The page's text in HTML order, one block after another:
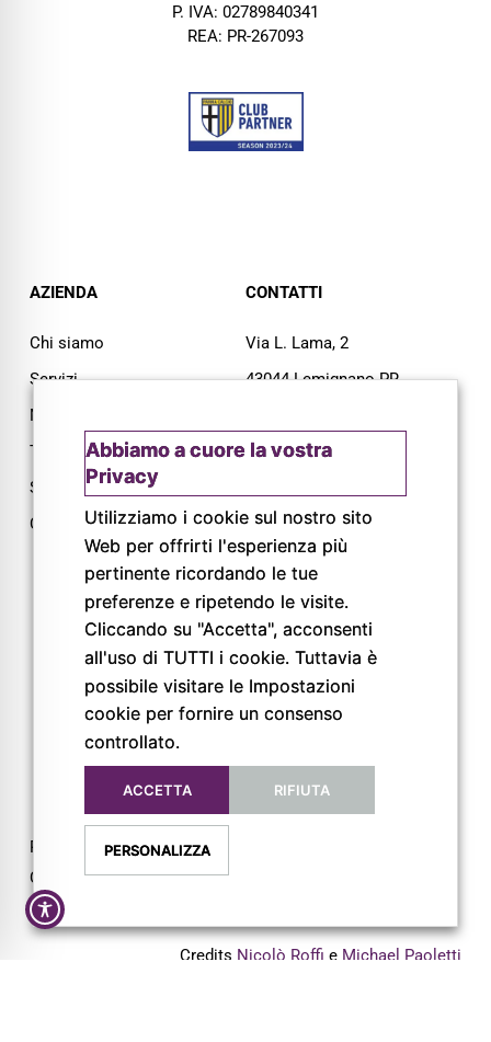
P. IVA: 02789840341
REA: PR-267093
AZIENDA
Chi siamo
Servizi
Magazine
Trail
Shop
Cataloghi
CONTATTI
Via L. Lama, 2
43044 Lemignano PR
Mail:
Richiedi un preventivo
Lavora con noi
FOLLOW US
Privacy Policy
Cookie Policy
Dichiarazione di Accessibilità
Credits Nicolò Roffi e Michael Paoletti
Abbiamo a cuore la vostra
Privacy
Utilizziamo i cookie sul nostro sito
Web per offrirti l'esperienza più
pertinente ricordando le tue
preferenze e ripetendo le visite.
Cliccando su "Accetta", acconsenti
all'uso di TUTTI i cookie. Tuttavia è
possibile visitare le Impostazioni
cookie per fornire un consenso
controllato.
ACCETTA RIFIUTA
PERSONALIZZA